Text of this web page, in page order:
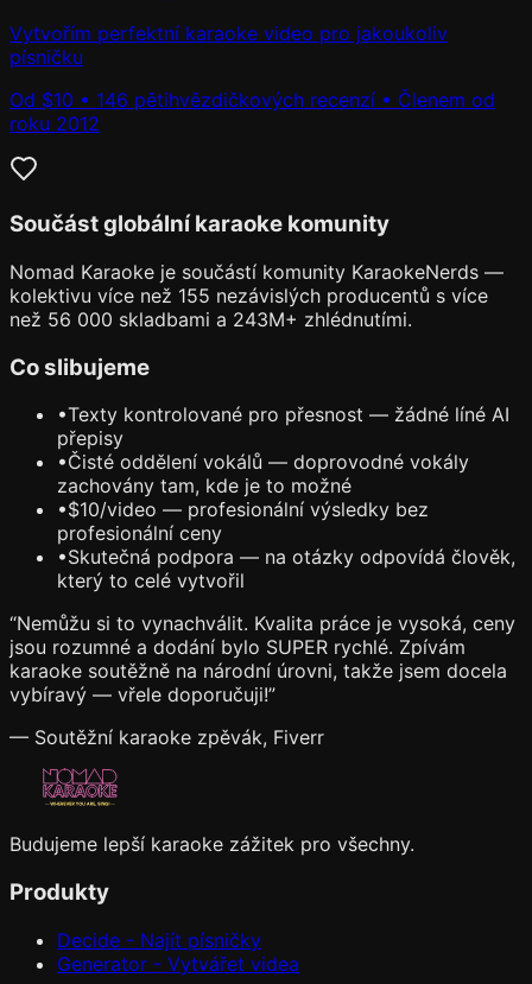
Vytvořím perfektní karaoke video pro jakoukoliv
písničku
Od $10 • 146 pětihvězdičkových recenzí • Členem od
roku 2012
Součást globální karaoke komunity
Nomad Karaoke je součástí komunity KaraokeNerds —
kolektivu více než 155 nezávislých producentů s více
než 56 000 skladbami a 243M+ zhlédnutími.
Co slibujeme
•Texty kontrolované pro přesnost — žádné líné AI
přepisy
•Čisté oddělení vokálů — doprovodné vokály
zachovány tam, kde je to možné
•$10/video — profesionální výsledky bez
profesionální ceny
•Skutečná podpora — na otázky odpovídá člověk,
který to celé vytvořil
“Nemůžu si to vynachválit. Kvalita práce je vysoká, ceny
jsou rozumné a dodání bylo SUPER rychlé. Zpívám
karaoke soutěžně na národní úrovni, takže jsem docela
vybíravý — vřele doporučuji!”
— Soutěžní karaoke zpěvák, Fiverr
Budujeme lepší karaoke zážitek pro všechny.
Produkty
Decide - Najít písničky
Generator - Vytvářet videa